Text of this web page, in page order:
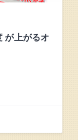
が上がるオ